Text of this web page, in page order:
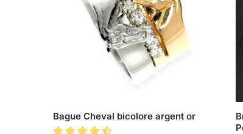
Bague Cheval bicolore argent or